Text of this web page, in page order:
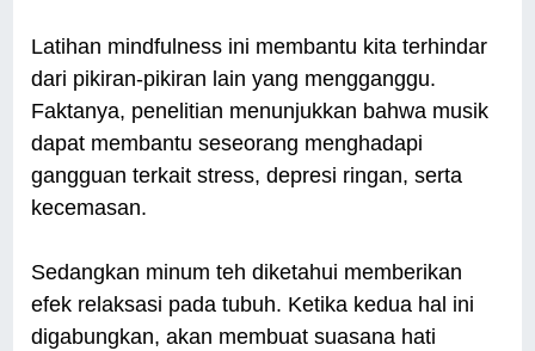
Latihan mindfulness ini membantu kita terhindar
dari pikiran-pikiran lain yang mengganggu.
Faktanya, penelitian menunjukkan bahwa musik
dapat membantu seseorang menghadapi
gangguan terkait stress, depresi ringan, serta
kecemasan.
Sedangkan minum teh diketahui memberikan
efek relaksasi pada tubuh. Ketika kedua hal ini
digabungkan, akan membuat suasana hati